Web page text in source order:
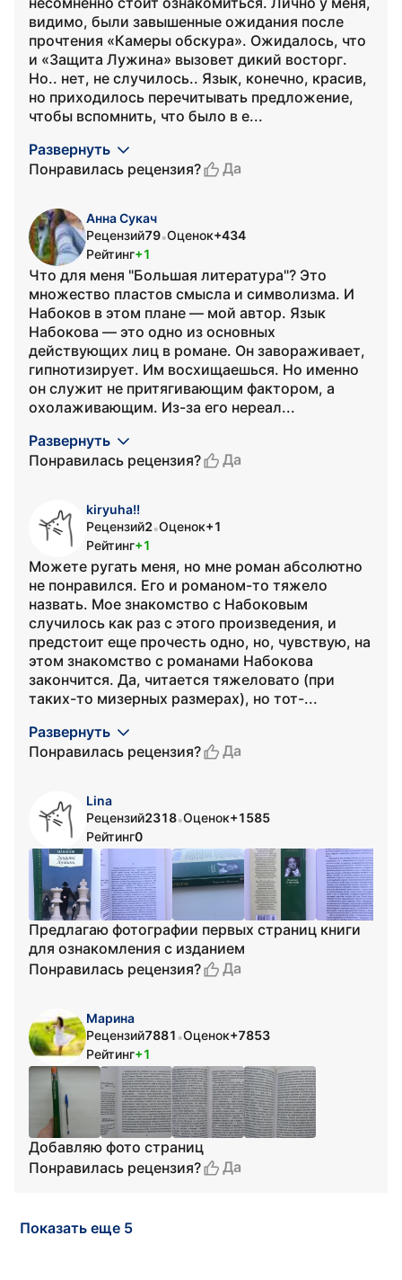
видимо, были завышенные ожидания после
прочтения «Камеры обскура». Ожидалось, что
и «Защита Лужина» вызовет дикий восторг.
Но.. нет, не случилось.. Язык, конечно, красив,
но приходилось перечитывать предложение,
чтобы вспомнить, что было в е...
Развернуть
Понравилась рецензия?
Да
Анна Сукач
Рецензий79•Оценок+434
Рейтинг+1
Что для меня "Большая литература"? Это
множество пластов смысла и символизма. И
Набоков в этом плане — мой автор. Язык
Набокова — это одно из основных
действующих лиц в романе. Он завораживает,
гипнотизирует. Им восхищаешься. Но именно
он служит не притягивающим фактором, а
охолаживающим. Из-за его нереал...
Развернуть
Понравилась рецензия?
Да
kiryuha!!
Рецензий2•Оценок+1
Рейтинг+1
Можете ругать меня, но мне роман абсолютно
не понравился. Его и романом-то тяжело
назвать. Мое знакомство с Набоковым
случилось как раз с этого произведения, и
предстоит еще прочесть одно, но, чувствую, на
этом знакомство с романами Набокова
закончится. Да, читается тяжеловато (при
таких-то мизерных размерах), но тот-...
Развернуть
Понравилась рецензия?
Да
Lina
Рецензий2318•Оценок+1585
Рейтинг0
Предлагаю фотографии первых страниц книги
для ознакомления с изданием
Понравилась рецензия?
Да
Марина
Рецензий7881 •Оценок+7853
Рейтинг+1
Добавляю фото страниц
Понравилась рецензия?
Да
Показать еще 5